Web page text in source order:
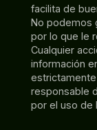
facilita de
No podemos
por lo que le
Cualquier
información
responsable
por el uso de